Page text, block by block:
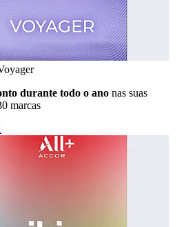
durante todo o ano nas suas
marcas